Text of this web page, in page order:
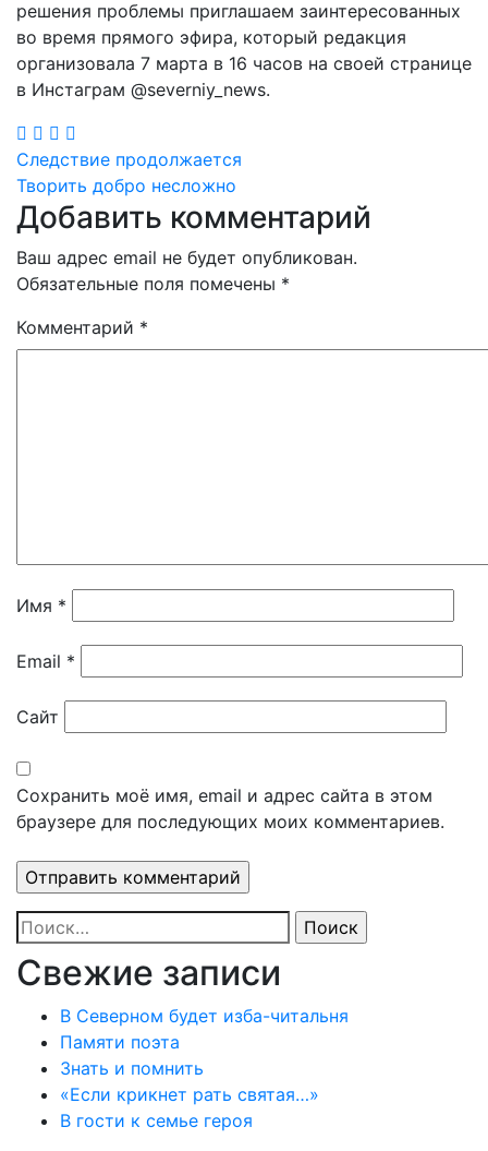
решения проблемы приглашаем заинтересованных
во время прямого эфира, который редакция
организовала 7 марта в 16 часов на своей странице
в Инстаграм @severniy_news.
Навигация
по
записям
Следствие продолжается
Творить добро несложно
Добавить комментарий
Ваш адрес email не будет опубликован.
Обязательные поля помечены *
Комментарий *
Имя *
Email *
Сайт
Сохранить моё имя, email и адрес сайта в этом
браузере для последующих моих комментариев.
Найти:
Свежие записи
В Северном будет изба-читальня
Памяти поэта
Знать и помнить
«Если крикнет рать святая…»
В гости к семье героя